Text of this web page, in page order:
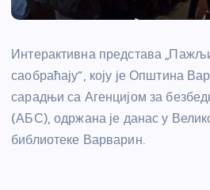
Интерактивна представа
саобраћају“, коју је Општина
сарадњи са Агенцијом за
(АБС), одржана је данас у
библиотеке Варварин.